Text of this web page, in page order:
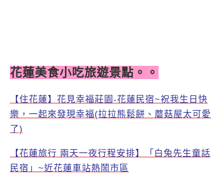
花蓮美食小吃旅遊景點。。
【住花蓮】花見幸福莊園-花蓮民宿~祝我生日快
樂，一起來發現幸福(拉拉熊鬆餅、蘑菇屋太可愛
了)
【花蓮旅行 兩天一夜行程安排】「白兔先生童話
民宿」~近花蓮車站熱鬧市區